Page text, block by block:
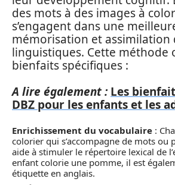
des mots à des images à
s’engagent dans une
mémorisation et assimilation
linguistiques. Cette méthode
bienfaits spécifiques :
A lire également : Les
DBZ pour les enfants et les
Enrichissement du vocabulaire :
colorier qui s’accompagne de mots ou
aide à stimuler le répertoire lexical de
enfant colorie une pomme, il est
étiquette en anglais.